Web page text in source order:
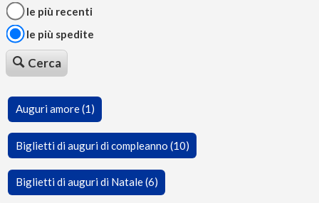
le più recenti
le più spedite
Cerca
Auguri amore (1)
Biglietti di auguri di compleanno (10)
Biglietti di auguri di Natale (6)